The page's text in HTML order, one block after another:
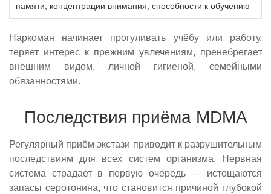
памяти, концентрации внимания, способности к обучению
Наркоман начинает прогуливать учёбу или работу,
теряет интерес к прежним увлечениям, пренебрегает
внешним видом, личной гигиеной, семейными
обязанностями.
Последствия приёма MDMA
Регулярный приём экстази приводит к разрушительным
последствиям для всех систем организма. Нервная
система страдает в первую очередь — истощаются
запасы серотонина, что становится причиной глубокой